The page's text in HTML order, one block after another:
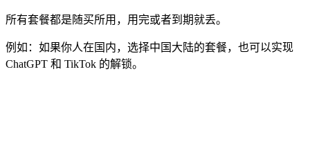
所有套餐都是随买所用，用完或者到期就丢。
例如：如果你人在国内，选择中国大陆的套餐，也可以实现
ChatGPT 和 TikTok 的解锁。